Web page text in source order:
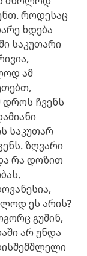
როდესაც
ხდება
საკუთარი
ამ
დროს ჩვენს
საკუთარ
​ზღვარი
რა დოზით
ეს არის?
გუშინ,
არ უნდა